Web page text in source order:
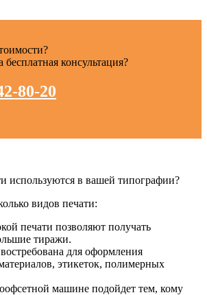
консультация?
80-20
используются в вашей типографии?
видов печати:
печати позволяют получать
тиражи.
для оформления
этикеток, полимерных
машине подойдет тем, кому